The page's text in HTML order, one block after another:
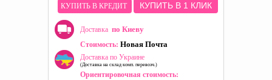
КУПИТЬ В КРЕДИТ КУПИТЬ В 1 КЛИК
Доставка по Киеву
Стоимость: Новая Почта
Доставка по Украине
(Доставка на склад комп. перевозч.)
Ориентировочная стоимость: